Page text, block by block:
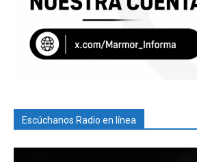
Escúchanos Radio en línea